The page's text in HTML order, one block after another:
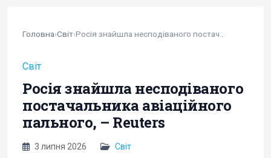
Головна›Світ›
Світ
Росія знайшла несподіваного
постачальника авіаційного
пального, – Reuters
3 липня 2026 Світ